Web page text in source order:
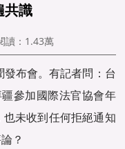
共識
讀： 1.43萬
布會。有記者問：台
參加國際法官協會年
未收到任何拒絕通知
？